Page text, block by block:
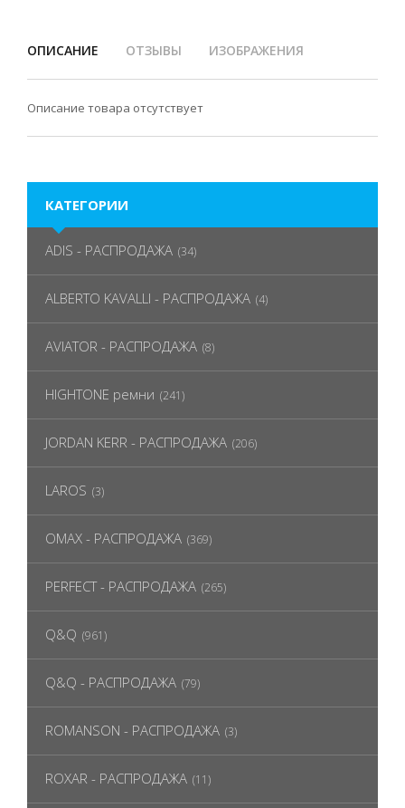
ОПИСАНИЕ ОТЗЫВЫ ИЗОБРАЖЕНИЯ
Описание товара отсутствует
КАТЕГОРИИ
ADIS - РАСПРОДАЖА (34)
ALBERTO KAVALLI - РАСПРОДАЖА (4)
AVIATOR - РАСПРОДАЖА (8)
HIGHTONE ремни (241)
JORDAN KERR - РАСПРОДАЖА (206)
LAROS (3)
OMAX - РАСПРОДАЖА (369)
PERFECT - РАСПРОДАЖА (265)
Q&Q (961)
Q&Q - РАСПРОДАЖА (79)
ROMANSON - РАСПРОДАЖА (3)
ROXAR - РАСПРОДАЖА (11)